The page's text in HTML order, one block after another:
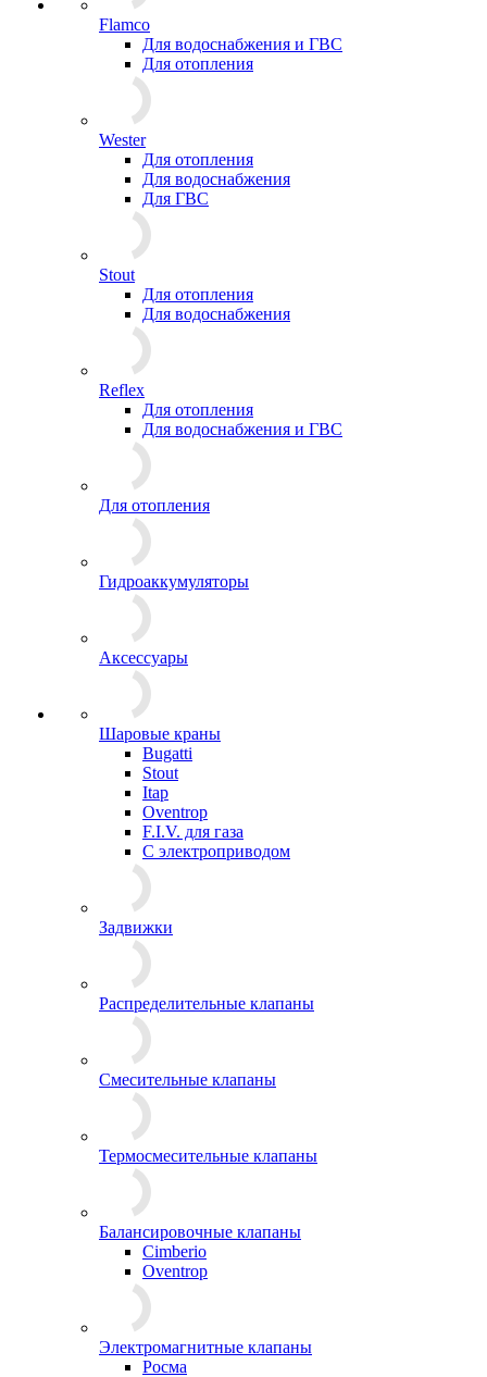
Flamco
Для водоснабжения и ГВС
Для отопления
Wester
Для отопления
Для водоснабжения
Для ГВС
Stout
Для отопления
Для водоснабжения
Reflex
Для отопления
Для водоснабжения и ГВС
Для отопления
Гидроаккумуляторы
Аксессуары
Шаровые краны
Bugatti
Stout
Itap
Oventrop
F.I.V. для газа
С электроприводом
Задвижки
Распределительные клапаны
Cмесительные клапаны
Термосмесительные клапаны
Балансировочные клапаны
Cimberio
Oventrop
Электромагнитные клапаны
Росма